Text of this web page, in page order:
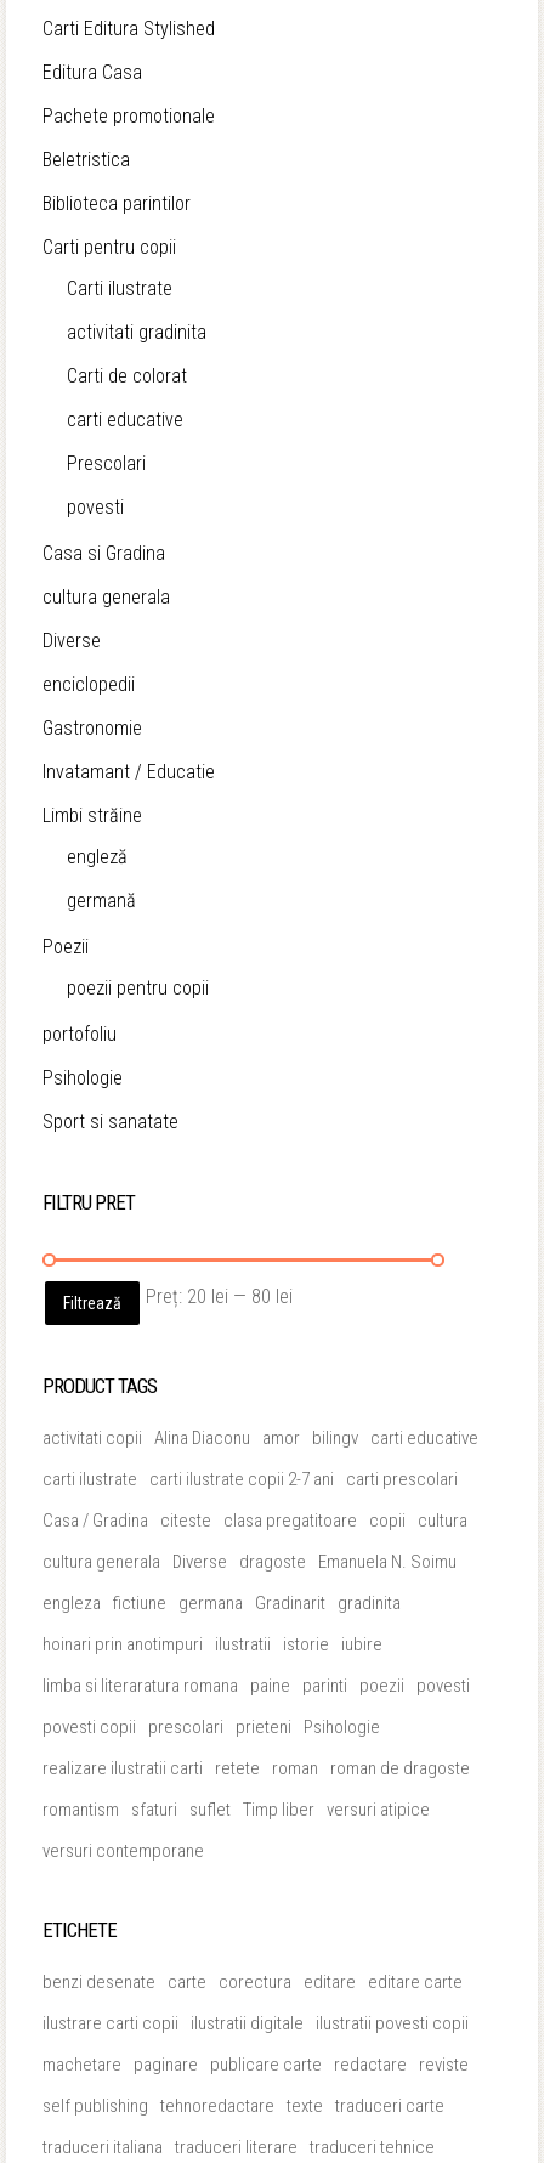
Carti Editura Stylished
Editura Casa
Pachete promotionale
Beletristica
Biblioteca parintilor
Carti pentru copii
Carti ilustrate
activitati gradinita
Carti de colorat
carti educative
Prescolari
povesti
Casa si Gradina
cultura generala
Diverse
enciclopedii
Gastronomie
Invatamant / Educatie
Limbi străine
engleză
germană
Poezii
poezii pentru copii
portofoliu
Psihologie
Sport si sanatate
FILTRU PRET
Preț
Preț
Filtrează Preț: 20 lei — 80 lei
PRODUCT TAGS
activitati copii Alina Diaconu amor bilingv
carti educative
carti ilustrate
carti ilustrate copii 2-7 ani
carti prescolari
Casa / Gradina
citeste clasa pregatitoare copii
cultura
cultura generala
Diverse dragoste
Emanuela N. Soimu
engleza
fictiune germana Gradinarit
gradinita
hoinari prin anotimpuri
ilustratii istorie
iubire
limba si literaratura romana
paine parinti poezii
povesti
povesti copii
prescolari prieteni
Psihologie
realizare ilustratii carti
retete roman
roman de dragoste
romantism
sfaturi suflet Timp liber versuri atipice
versuri contemporane
ETICHETE
benzi desenate carte corectura editare
editare carte
ilustrare carti copii
ilustratii digitale
ilustratii povesti copii
machetare
paginare publicare carte redactare
reviste
self publishing
tehnoredactare texte
traduceri carte
traduceri italiana
traduceri literare traduceri tehnice